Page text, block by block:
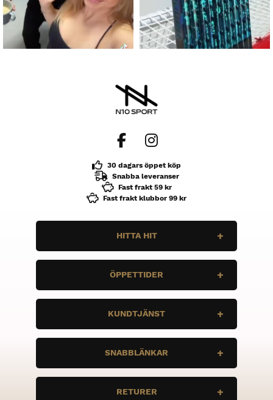
30 dagars öppet köp
Snabba leveranser
Fast frakt 59 kr
Fast frakt klubbor 99 kr
HITTA HIT
735 37 Surahammar
ÖPPETTIDER
Ons
STÄNGT
Lör
STÄNGT
KUNDTJÄNST
grejer. Är det några frågor, tveka inte att
höra av dig.
info@n10sport.se
SNABBLÄNKAR
RETURER